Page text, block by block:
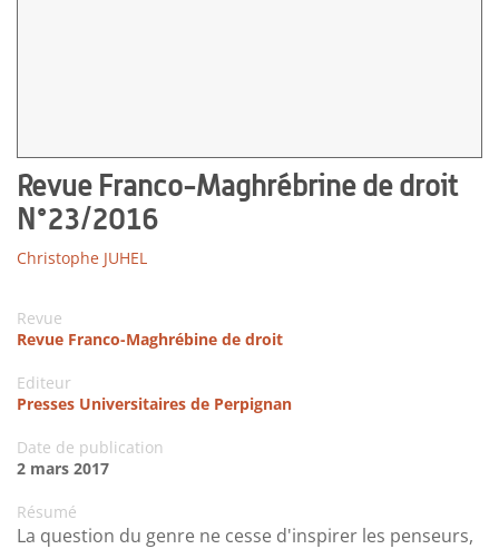
Revue Franco-Maghrébrine de droit
N°23/2016
Christophe JUHEL
Revue
Revue Franco-Maghrébine de droit
Editeur
Presses Universitaires de Perpignan
Date de publication
2 mars 2017
Résumé
La question du genre ne cesse d'inspirer les penseurs,